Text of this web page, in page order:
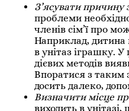
З’ясувати причину
проблеми
членів сім’ї про
Наприклад, дитина
в унітаз іграшку.
дієвих методів
Впоратися з таким
досить далеко,
Визначити місце
виходить в